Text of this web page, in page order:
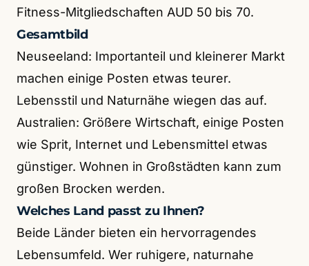
Fitness-Mitgliedschaften AUD 50 bis 70.
Gesamtbild
Neuseeland: Importanteil und kleinerer Markt
machen einige Posten etwas teurer.
Lebensstil und Naturnähe wiegen das auf.
Australien: Größere Wirtschaft, einige Posten
wie Sprit, Internet und Lebensmittel etwas
günstiger. Wohnen in Großstädten kann zum
großen Brocken werden.
Welches Land passt zu Ihnen?
Beide Länder bieten ein hervorragendes
Lebensumfeld. Wer ruhigere, naturnahe